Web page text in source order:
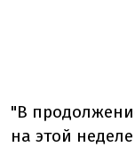
"В
на этой